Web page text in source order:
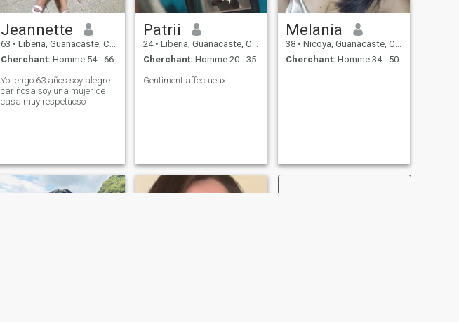
Jeannette
63 • Liberia, Guanacaste, Costa Rica
Cherchant: Homme 54 - 66
Yo tengo 63 años soy alegre
cariñosa soy una mujer de
casa muy respetuoso
Patrii
24 • Liberia, Guanacaste, Costa Rica
Cherchant: Homme 20 - 35
Gentiment affectueux
Melania
38 • Nicoya, Guanacaste, Costa Rica
Cherchant: Homme 34 - 50